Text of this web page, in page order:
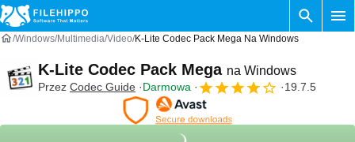
Windows Multimedia Video K-Lite Codec Pack Mega Na Windows
K-Lite Codec Pack Mega na Windows
Przez Codec Guide Darmowa 19.7.5